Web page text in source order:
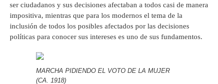
ser ciudadanos y sus decisiones afectaban a todos casi de manera
impositiva, mientras que para los modernos el tema de la
inclusión de todos los posibles afectados por las decisiones
políticas para conocer sus intereses es uno de sus fundamentos.
MARCHA PIDIENDO EL VOTO DE LA MUJER
(CA. 1918)